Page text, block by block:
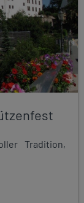
Tradition,